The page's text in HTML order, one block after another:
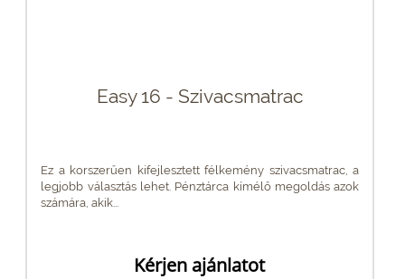
Easy 16 - Szivacsmatrac
Ez a korszerűen kifejlesztett félkemény szivacsmatrac, a
legjobb választás lehet. Pénztárca kímélő megoldás azok
számára, akik...
Kérjen ajánlatot